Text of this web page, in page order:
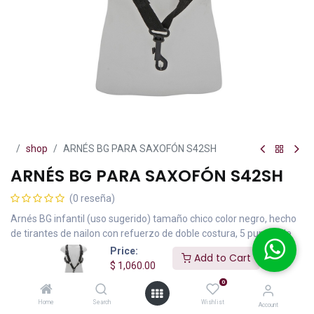
Price:
$ 1,060.00
Add to Cart
Home Search
0
Wishlist Account
shop ARNÉS BG PARA SAXOFÓN S42SH
ARNÉS BG PARA SAXOFÓN S42SH
(0 reseña)
Arnés BG infantil (uso sugerido) tamaño chico color negro, hecho
de tirantes de nailon con refuerzo de doble costura, 5 puntos de
ajuste con ajustadores antiderrapantes y gancho mosquetón de
ABS, uso indicado con saxofones alto y tenor.
1,060.00 IVA incluido